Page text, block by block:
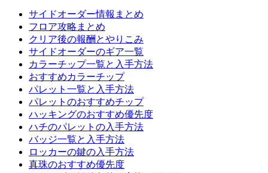
サイドオーダー情報まとめ
フロア攻略まとめ
クリア後の報酬とやりこみ
サイドオーダーのギア一覧
カラーチップ一覧と入手方法
おすすめカラーチップ
パレット一覧と入手方法
パレットのおすすめチップ
ハッキングのおすすめ優先度
ハチのパレットの入手方法
バッジ一覧と入手方法
ロッカーの鍵の入手方法
真珠のおすすめ優先度